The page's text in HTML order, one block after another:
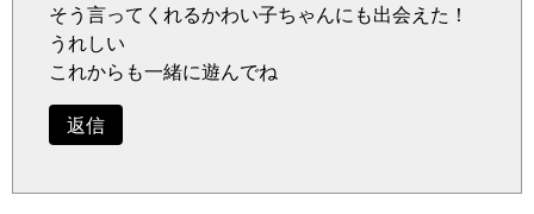
そう言ってくれるかわい子ちゃんにも出会えた！
うれしい
これからも一緒に遊んでね
返信